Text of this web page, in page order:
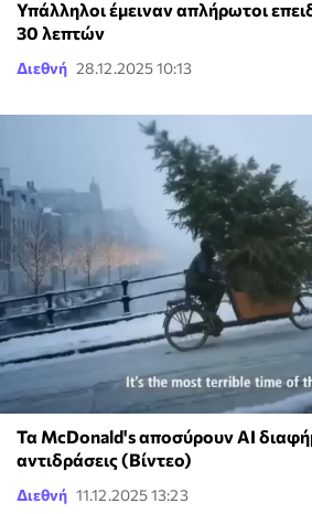
Υπάλληλοι έμειναν απλήρωτοι
30 λεπτών
Διεθνή 28.12.2025 10:13
Τα McDonald's αποσύρουν AI
αντιδράσεις (Βίντεο)
Διεθνή 11.12.2025 13:23